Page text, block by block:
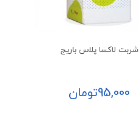
شربت لاکسا پلاس باریج
95,000تومان